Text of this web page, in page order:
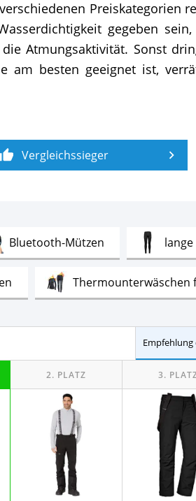
Preiskategorien
gegeben
Atmungsaktivität. Sonst
besten geeignet ist,
Vergleichssieger
Bluetooth-Mützen
Thermounterwäschen
LED MützenTest